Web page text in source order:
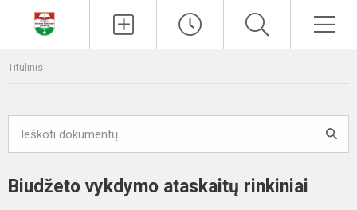
Titulinis
Biudžeto vykdymo ataskaitų rinkiniai